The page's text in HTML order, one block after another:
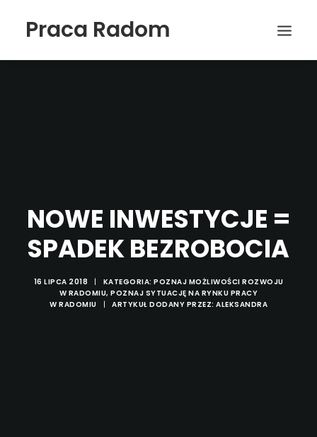
Praca Radom
Wyszukiwanie
NOWE INWESTYCJE =
SPADEK BEZROBOCIA
16 LIPCA 2018 | KATEGORIA: POZNAJ MOŻLIWOŚCI ROZWOJU
W RADOMIU,POZNAJ SYTUACJĘ NA RYNKU PRACY
W RADOMIU
| ARTYKUŁ DODANY PRZEZ: ALEKSANDRA